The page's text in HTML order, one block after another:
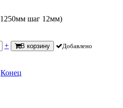
шаг 12мм)
+ В корзину Добавлено
Конец